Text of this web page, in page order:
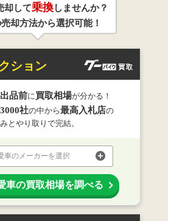
却して乗換しませんか？
売却方法から選択可能！
ション
出品前に 買取相場が分かる！
3000社の中から最高入札店の
みとやり取りで完結。
車のメーカーを選択
車の買取相場を調べる